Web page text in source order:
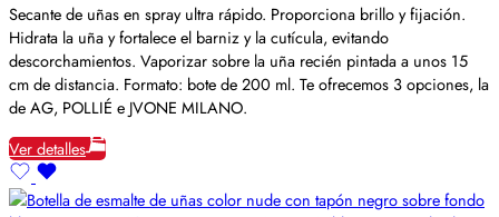
Secante de uñas en spray ultra rápido. Proporciona brillo y fijación.
Hidrata la uña y fortalece el barniz y la cutícula, evitando
descorchamientos. Vaporizar sobre la uña recién pintada a unos 15
cm de distancia. Formato: bote de 200 ml. Te ofrecemos 3 opciones, la
de AG, POLLIÉ e JVONE MILANO.
Ver detalles